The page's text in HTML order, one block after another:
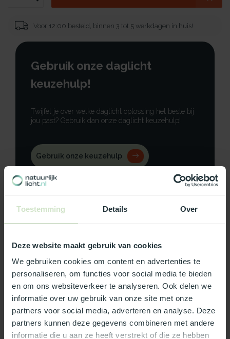
Toestemming Details Over
Deze website maakt gebruik van cookies
We gebruiken cookies om content en advertenties te
personaliseren, om functies voor social media te bieden
en om ons websiteverkeer te analyseren. Ook delen we
informatie over uw gebruik van onze site met onze
partners voor social media, adverteren en analyse. Deze
partners kunnen deze gegevens combineren met andere
informatie die u aan ze heeft verstrekt of die ze hebben
Voor 12:00 besteld, binnen 3 tot 5 werkdagen in huis!
Gebruik onze daglicht
keuzehulp!
Twijfel je over welke daglicht oplossing het beste bij
jou past? Gebruik dan onze daglicht keuzehulp!
Gebruik onze keuzehulp
Neem contact op
Productomschrijving
Specificaties
Reviews
Wat ons écht bijzonder maakt: